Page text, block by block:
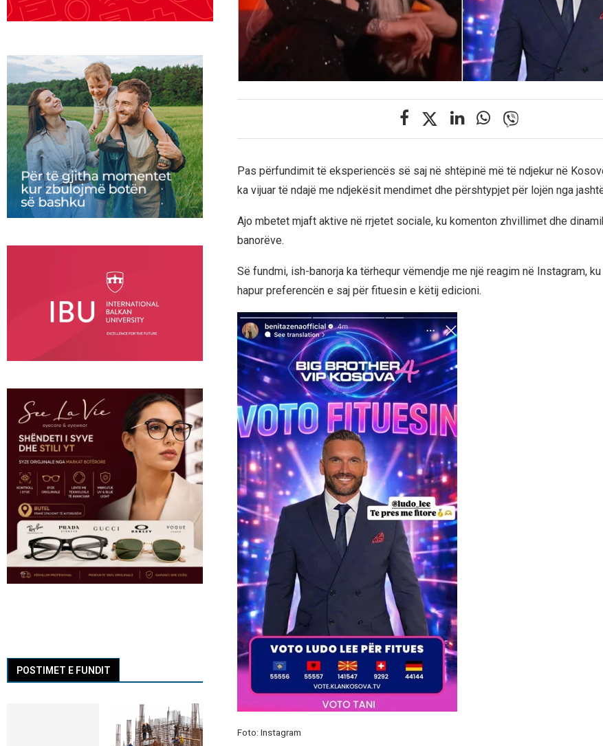
Pas përfundimit të eksperiencës së saj në shtëpinë më të ndjekur në
ka vijuar të ndajë me ndjekësit mendimet dhe përshtypjet për lojën nga
Ajo mbetet mjaft aktive në rrjetet sociale, ku komenton zhvillimet dhe
banorëve.
Së fundmi, ish-banorja ka tërhequr vëmendje me një reagim në Instagram,
hapur preferencën e saj për fituesin e këtij edicioni.
Foto: Instagram
POSTIMET E FUNDIT